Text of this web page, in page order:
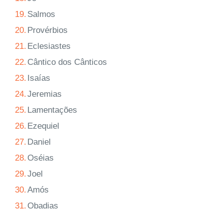
19. Salmos
20. Provérbios
21. Eclesiastes
22. Cântico dos Cânticos
23. Isaías
24.Jeremias
25. Lamentações
26. Ezequiel
27. Daniel
28. Oséias
29.Joel
30.Amós
31. Obadias